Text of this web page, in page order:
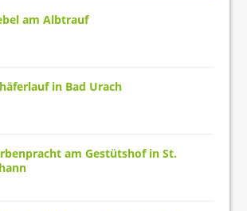
am Albtrauf
in Bad Urach
am Gestütshof in St.